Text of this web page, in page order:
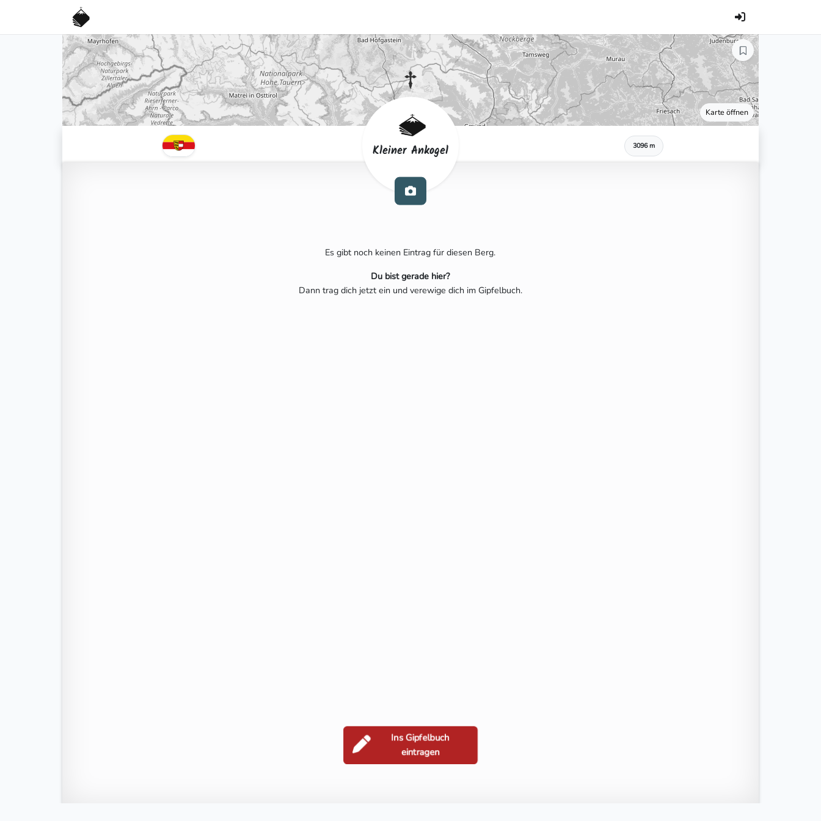
Karte öffnen
Kleiner Ankogel 3096 m
Es gibt noch keinen Eintrag für diesen Berg.
Du bist gerade hier?
Dann trag dich jetzt ein und verewige dich im Gipfelbuch.
Ins Gipfelbuch
eintragen